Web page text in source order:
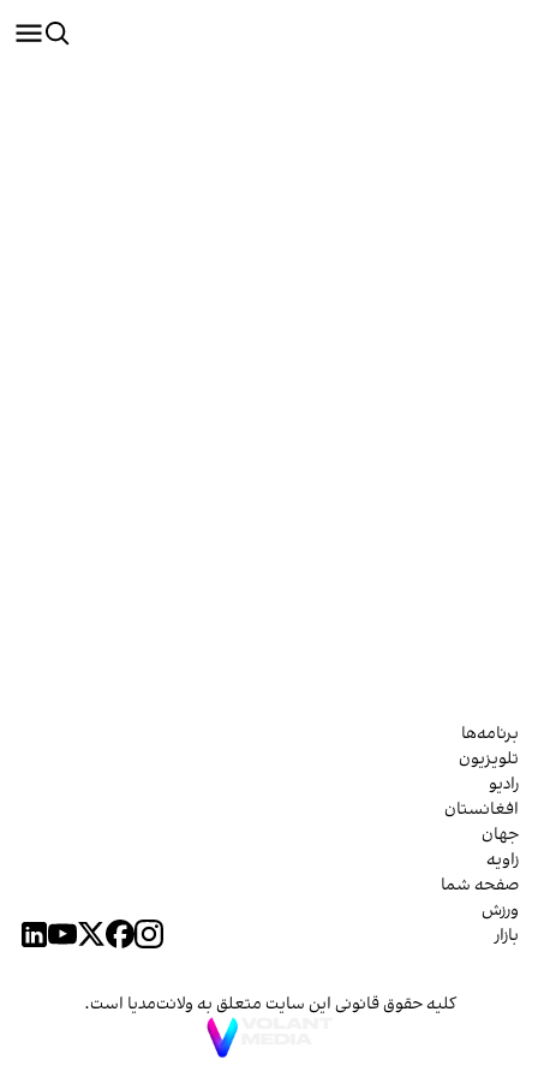
برنامه‌ها
تلویزیون
رادیو
افغانستان
جهان
زاویه
صفحه شما
ورزش
بازار
کلیه حقوق قانونی این سایت متعلق به ولانت‌مدیا است.